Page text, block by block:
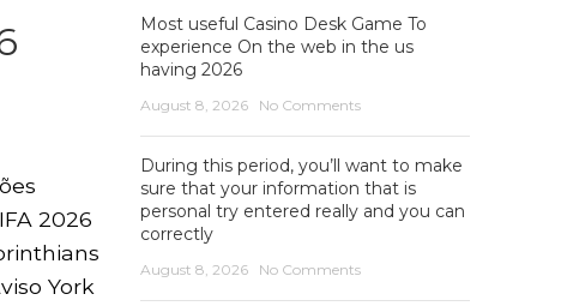
2026
York
Most useful Casino Desk Game To
experience On the web in the us
having 2026
August 8, 2026 No Comments
During this period, you’ll want to make
sure that your information that is
personal try entered really and you can
correctly
August 8, 2026 No Comments